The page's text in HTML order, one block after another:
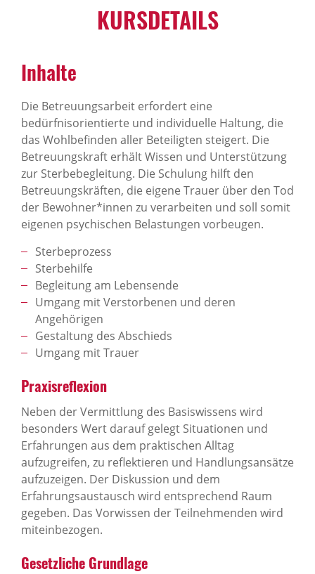
KURSDETAILS
Inhalte
Die Betreuungsarbeit erfordert eine
bedürfnisorientierte und individuelle Haltung, die
das Wohlbefinden aller Beteiligten steigert. Die
Betreuungskraft erhält Wissen und Unterstützung
zur Sterbebegleitung. Die Schulung hilft den
Betreuungskräften, die eigene Trauer über den Tod
der Bewohner*innen zu verarbeiten und soll somit
eigenen psychischen Belastungen vorbeugen.
Sterbeprozess
Sterbehilfe
Begleitung am Lebensende
Umgang mit Verstorbenen und deren
Angehörigen
Gestaltung des Abschieds
Umgang mit Trauer
Praxisreflexion
Neben der Vermittlung des Basiswissens wird
besonders Wert darauf gelegt Situationen und
Erfahrungen aus dem praktischen Alltag
aufzugreifen, zu reflektieren und Handlungsansätze
aufzuzeigen. Der Diskussion und dem
Erfahrungsaustausch wird entsprechend Raum
gegeben. Das Vorwissen der Teilnehmenden wird
miteinbezogen.
Gesetzliche Grundlage